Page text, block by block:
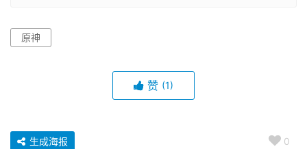
原神
赞 (1)
0
生成海报